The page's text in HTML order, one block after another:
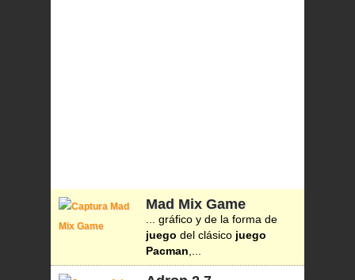
Mad Mix Game
... gráfico y de la forma de
juego del clásico juego
Pacman